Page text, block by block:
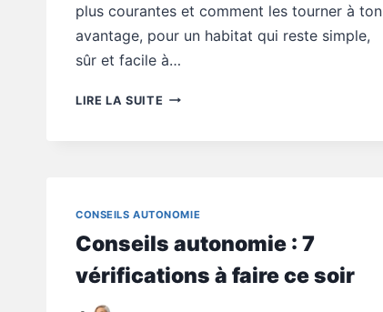
plus courantes et comment les tourner à ton
avantage, pour un habitat qui reste simple,
sûr et facile à…
LIRE LA SUITE CONSEILS
QU’ON
PARTOUT
CONSEILS AUTONOMIE
Conseils autonomie : 7
vérifications à faire ce soir